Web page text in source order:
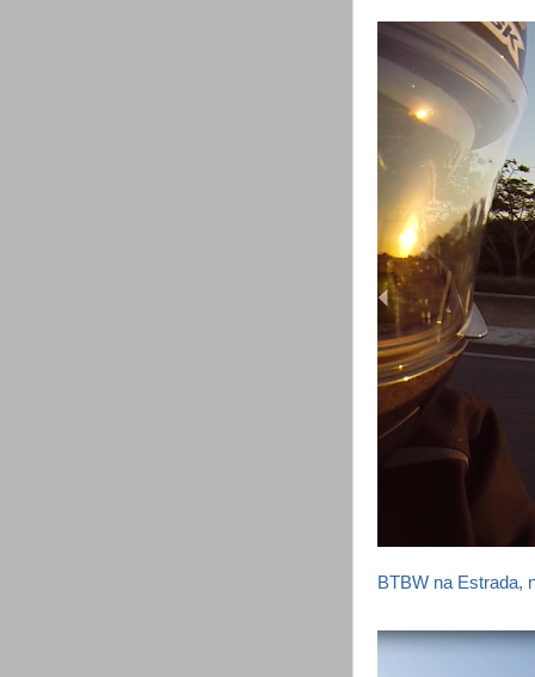
BTBW na Estrada,